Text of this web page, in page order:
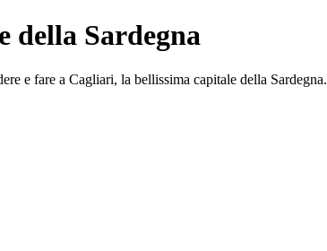
della Sardegna
e fare a Cagliari, la bellissima capitale della Sardegna.